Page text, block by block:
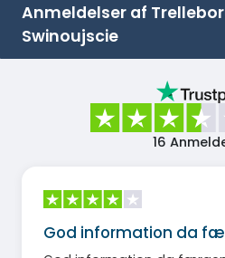
Anmeldelser af
Swinoujscie
16
God information da